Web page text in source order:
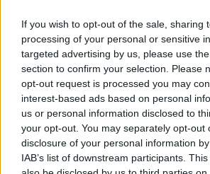
If you wish to opt-out of the sale, sharing
processing of your personal or sensitive
targeted advertising by us, please use
section to confirm your selection. Please
opt-out request is processed you may
interest-based ads based on personal
us or personal information disclosed to
your opt-out. You may separately opt-out
disclosure of your personal information
IAB’s list of downstream participants.
Tételszám: 75
Eladó adatai
Eladó:
Aukciósház
Cím: Müller
Nagyházi
Kft.